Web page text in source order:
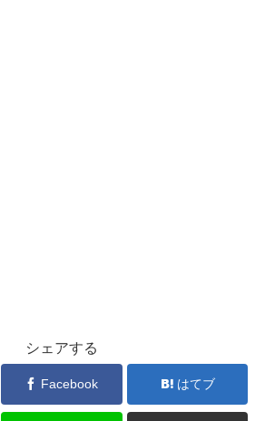
シェアする
Facebook はてブ